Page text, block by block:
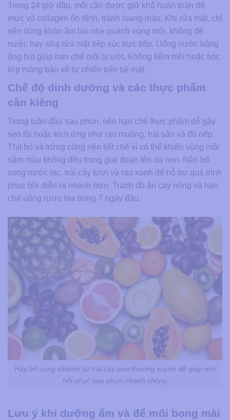
Trong 24 giờ đầu, môi cần được giữ khô hoàn toàn để
mực và collagen ổn định, tránh loang màu. Khi rửa mặt, chỉ
nên dùng khăn ẩm lau nhẹ quanh vùng môi, không để
nước hay sữa rửa mặt tiếp xúc trực tiếp. Uống nước bằng
ống hút giúp hạn chế môi bị ướt. Không liếm môi hoặc bóc
lớp màng bảo vệ tự nhiên trên bề mặt.
Chế độ dinh dưỡng và các thực phẩm
cần kiêng
Trong tuần đầu sau phun, nên hạn chế thực phẩm dễ gây
sẹo lồi hoặc kích ứng như rau muống, hải sản và đồ nếp.
Thịt bò và trứng cũng nên tiết chế vì có thể khiến vùng môi
sậm màu không đều trong giai đoạn lên da non. Nên bổ
sung nước lọc, trái cây tươi và rau xanh để hỗ trợ quá trình
phục hồi diễn ra nhanh hơn. Tránh đồ ăn cay nóng và hạn
chế uống rượu bia trong 7 ngày đầu.
Hãy bổ sung vitamin từ trái cây tươi thường xuyên để giúp môi
hồi phục sau phun nhanh chóng
Lưu ý khi dưỡng ẩm và để môi bong mài